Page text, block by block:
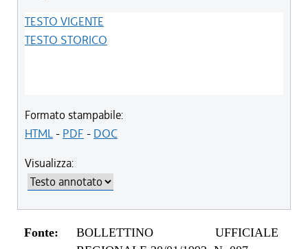
TESTO VIGENTE
TESTO STORICO
Formato stampabile:
HTML- PDF - DOC
Visualizza:
Fonte:
BOLLETTINO UFFICIALE